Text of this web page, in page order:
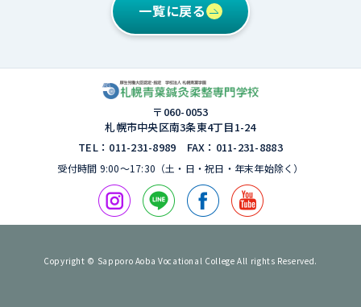
一覧に戻る
〒060-0053
札幌市中央区南3条東4丁⽬1-24
TEL：011-231-8989 FAX：011-231-8883
受付時間 9:00〜17:30（⼟・⽇・祝⽇・年末年始除く）
Copyright © Sapporo Aoba Vocational College All rights Reserved.